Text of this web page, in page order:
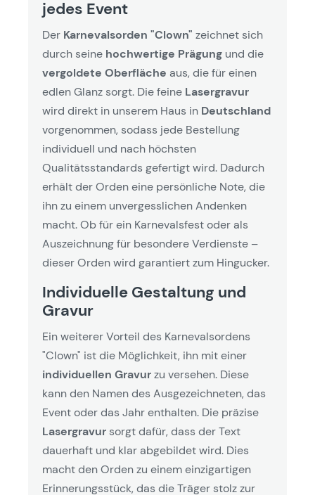
jedes Event
Der Karnevalsorden "Clown" zeichnet sich
durch seine hochwertige Prägung und die
vergoldete Oberfläche aus, die für einen
edlen Glanz sorgt. Die feine Lasergravur
wird direkt in unserem Haus in Deutschland
vorgenommen, sodass jede Bestellung
individuell und nach höchsten
Qualitätsstandards gefertigt wird. Dadurch
erhält der Orden eine persönliche Note, die
ihn zu einem unvergesslichen Andenken
macht. Ob für ein Karnevalsfest oder als
Auszeichnung für besondere Verdienste –
dieser Orden wird garantiert zum Hingucker.
Individuelle Gestaltung und
Gravur
Ein weiterer Vorteil des Karnevalsordens
"Clown" ist die Möglichkeit, ihn mit einer
individuellen Gravurzu versehen. Diese
kann den Namen des Ausgezeichneten, das
Event oder das Jahr enthalten. Die präzise
Lasergravur sorgt dafür, dass der Text
dauerhaft und klar abgebildet wird. Dies
macht den Orden zu einem einzigartigen
Erinnerungsstück, das die Träger stolz zur